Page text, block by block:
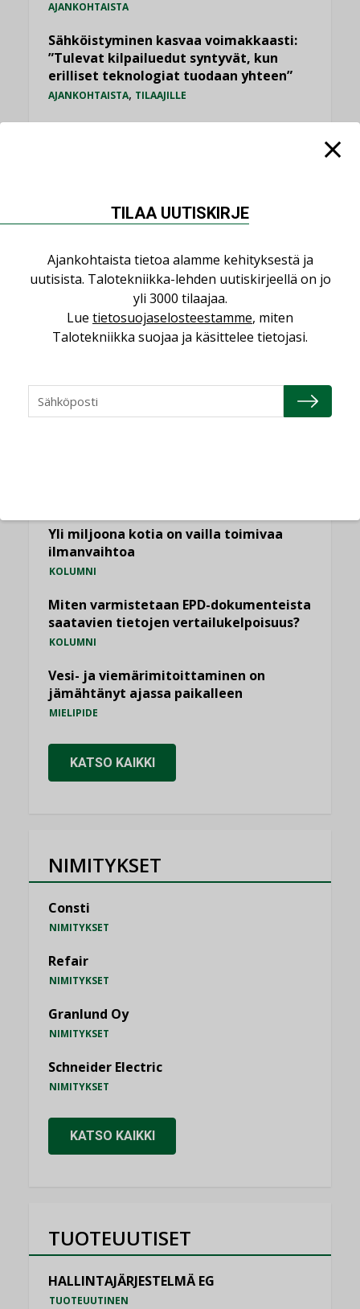
AJANKOHTAISTA
Sähköistyminen kasvaa voimakkaasti:
”Tulevat kilpailuedut syntyvät, kun
erilliset teknologiat tuodaan yhteen”
AJANKOHTAISTA, TILAAJILLE
AJANKOHTAISTA,TILAAJILLE, YRITYSUUTISET
KATSO KAIKKI
Puheista tekoihin – uusin teknologia
Yli miljoona kotia on vailla toimivaa
ilmanvaihtoa
KOLUMNI
Miten varmistetaan EPD-dokumenteista
saatavien tietojen vertailukelpoisuus?
KOLUMNI
Vesi- ja viemärimitoittaminen on
jämähtänyt ajassa paikalleen
MIELIPIDE
KATSO KAIKKI
NIMITYKSET
Consti
NIMITYKSET
Refair
NIMITYKSET
Granlund Oy
NIMITYKSET
Schneider Electric
NIMITYKSET
KATSO KAIKKI
TUOTEUUTISET
HALLINTAJÄRJESTELMÄ EG
TUOTEUUTINEN
TILAA UUTISKIRJE
Ajankohtaista tietoa alamme kehityksestä ja
uutisista. Talotekniikka-lehden uutiskirjeellä on jo
yli 3000 tilaajaa.
Lue tietosuojaselosteestamme, miten
Talotekniikka suojaa ja käsittelee tietojasi.